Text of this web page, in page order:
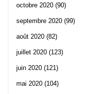
octobre 2020 (90)
septembre 2020 (99)
août 2020 (82)
juillet 2020 (123)
juin 2020 (121)
mai 2020 (104)